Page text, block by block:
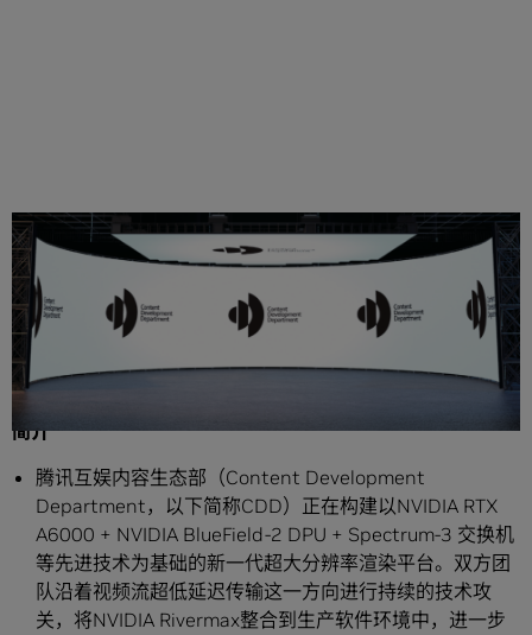
分享
简介
腾讯互娱内容生态部（Content Development
Department，以下简称CDD）正在构建以NVIDIA RTX
A6000 + NVIDIA BlueField-2 DPU + Spectrum-3 交换机
等先进技术为基础的新一代超大分辨率渲染平台。双方团
队沿着视频流超低延迟传输这一方向进行持续的技术攻
关，将NVIDIA Rivermax整合到生产软件环境中，进一步